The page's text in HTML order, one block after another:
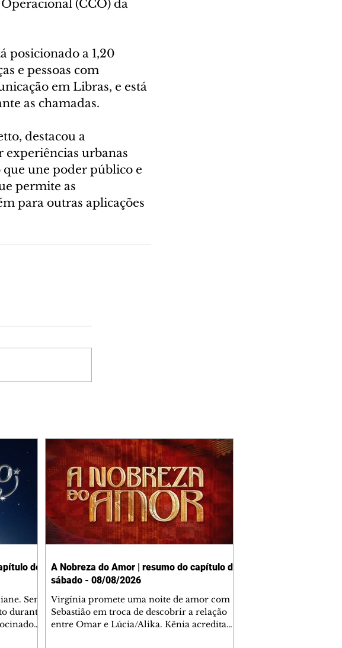
(CCO) da
posicionado a 1,20
e pessoas com
em Libras, e está
as chamadas.
destacou a
experiências urbanas
que une poder público e
permite as
para outras aplicações
de
Sem
durante
A Nobreza do Amor | resumo do capítulo de
sábado - 08/08/2026
Virgínia promete uma noite de amor com
Sebastião em troca de descobrir a relação
entre Omar e Lúcia/Alika. Kênia acredita